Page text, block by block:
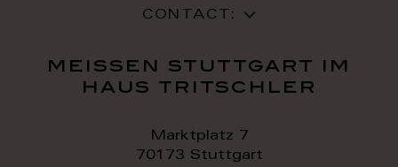
CONTACT:
meissen stuttgart im
haus tritschler
Marktplatz 7
70173 Stuttgart